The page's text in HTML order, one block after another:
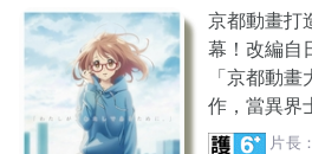
京都動畫打
幕！改編自
「京都動
作，當異界
片長